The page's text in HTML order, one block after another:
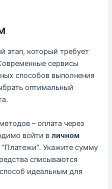
этап, который требует
сервисы
способов выполнения
оптимальный
– оплата через
войти вличном
Укажите сумму
списываются
идеальным для